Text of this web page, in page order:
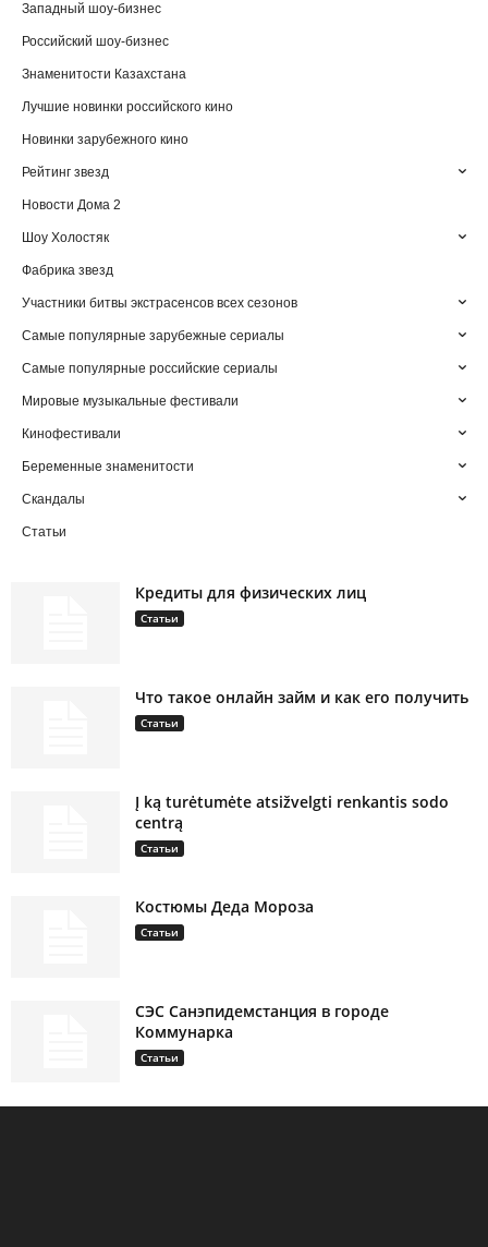
Западный шоу-бизнес
Российский шоу-бизнес
Знаменитости Казахстана
Лучшие новинки российского кино
Новинки зарубежного кино
Рейтинг звезд
Новости Дома 2
Шоу Холостяк
Фабрика звезд
Участники битвы экстрасенсов всех сезонов
Самые популярные зарубежные сериалы
Самые популярные российские сериалы
Мировые музыкальные фестивали
Кинофестивали
Беременные знаменитости
Скандалы
Статьи
Кредиты для физических лиц
Статьи
Что такое онлайн займ и как его получить
Статьи
Į ką turėtumėte atsižvelgti renkantis sodo
centrą
Статьи
Костюмы Деда Мороза
Статьи
СЭС Санэпидемстанция в городе
Коммунарка
Статьи